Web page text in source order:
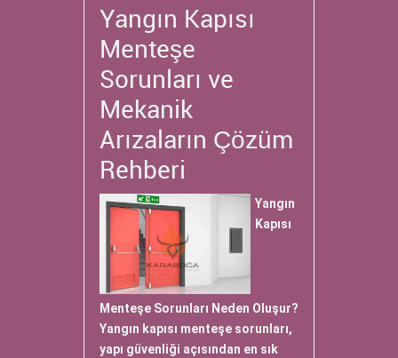
Yangın Kapısı
Menteşe
Sorunları ve
Mekanik
Arızaların Çözüm
Rehberi
Yangın
Kapısı
Menteşe Sorunları Neden Oluşur?
Yangın kapısı menteşe sorunları,
yapı güvenliği açısından en sık